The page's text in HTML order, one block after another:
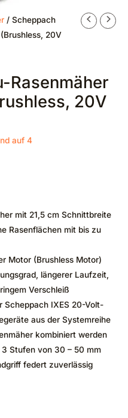
/ Scheppach
20V
Rasenmäher
20V
auf 4
mit 21,5 cm Schnittbreite
Rasenflächen mit bis zu
Motor (Brushless Motor)
längerer Laufzeit,
Verschleiß
Scheppach IXES 20-Volt-
aus der Systemreihe
kombiniert werden
Stufen von 30 – 50 mm
federt zuverlässig